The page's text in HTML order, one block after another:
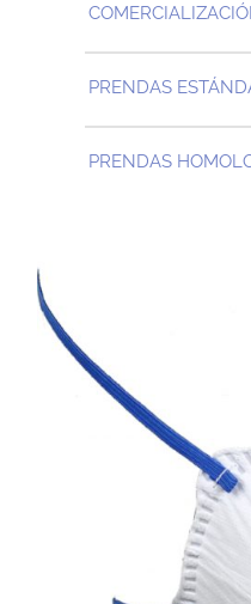
PRENDAS
PRENDAS